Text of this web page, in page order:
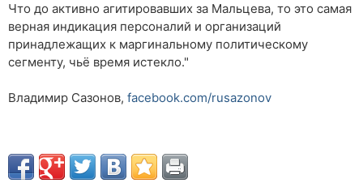
Что до активно агитировавших за Мальцева, то это самая
верная индикация персоналий и организаций
принадлежащих к маргинальному политическому
сегменту, чьё время истекло."
Владимир Сазонов, facebook.com/rusazonov